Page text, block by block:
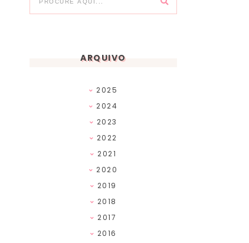
ARQUIVO
2025
2024
2023
2022
2021
2020
2019
2018
2017
2016